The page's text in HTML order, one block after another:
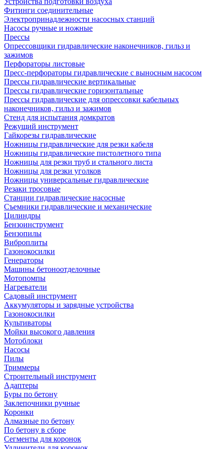
Фитинги соединительные
Электропринадлежности насосных станций
Насосы ручные и ножные
Прессы
Опрессовщики гидравлические наконечников, гильз и
зажимов
Перфораторы листовые
Пресс-перфораторы гидравлические с выносным насосом
Прессы гидравлические вертикальные
Прессы гидравлические горизонтальные
Прессы гидравлические для опрессовки кабельных
наконечников, гильз и зажимов
Стенд для испытания домкратов
Режущий инструмент
Гайкорезы гидравлические
Ножницы гидравлические для резки кабеля
Ножницы гидравлические пистолетного типа
Ножницы для резки труб и стального листа
Ножницы для резки уголков
Ножницы универсальные гидравлические
Резаки тросовые
Станции гидравлические насосные
Съемники гидравлические и механические
Цилиндры
Бензоинструмент
Бензопилы
Виброплиты
Газонокосилки
Генераторы
Машины бетоноотделочные
Мотопомпы
Нагреватели
Садовый инструмент
Аккумуляторы и зарядные устройства
Газонокосилки
Культиваторы
Мойки высокого давления
Мотоблоки
Насосы
Пилы
Триммеры
Строительный инструмент
Адаптеры
Буры по бетону
Заклепочники ручные
Коронки
Алмазные по бетону
По бетону в сборе
Сегменты для коронок